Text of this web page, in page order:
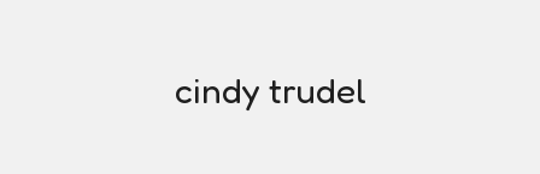
cindy trudel